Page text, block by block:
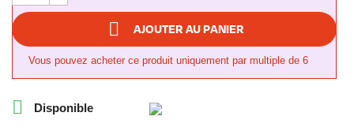
 AJOUTER AU PANIER
Vous pouvez acheter ce produit uniquement par multiple de 6
 Disponible